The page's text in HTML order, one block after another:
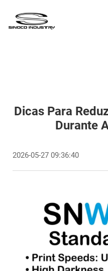
Dicas Para
Durante
2026-05-27 09:36:40